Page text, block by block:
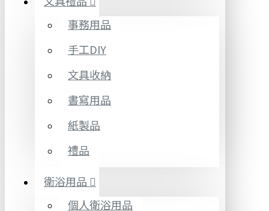
事務用品
手工DIY
文具收納
書寫用品
紙製品
禮品
衛浴用品
個人衛浴用品